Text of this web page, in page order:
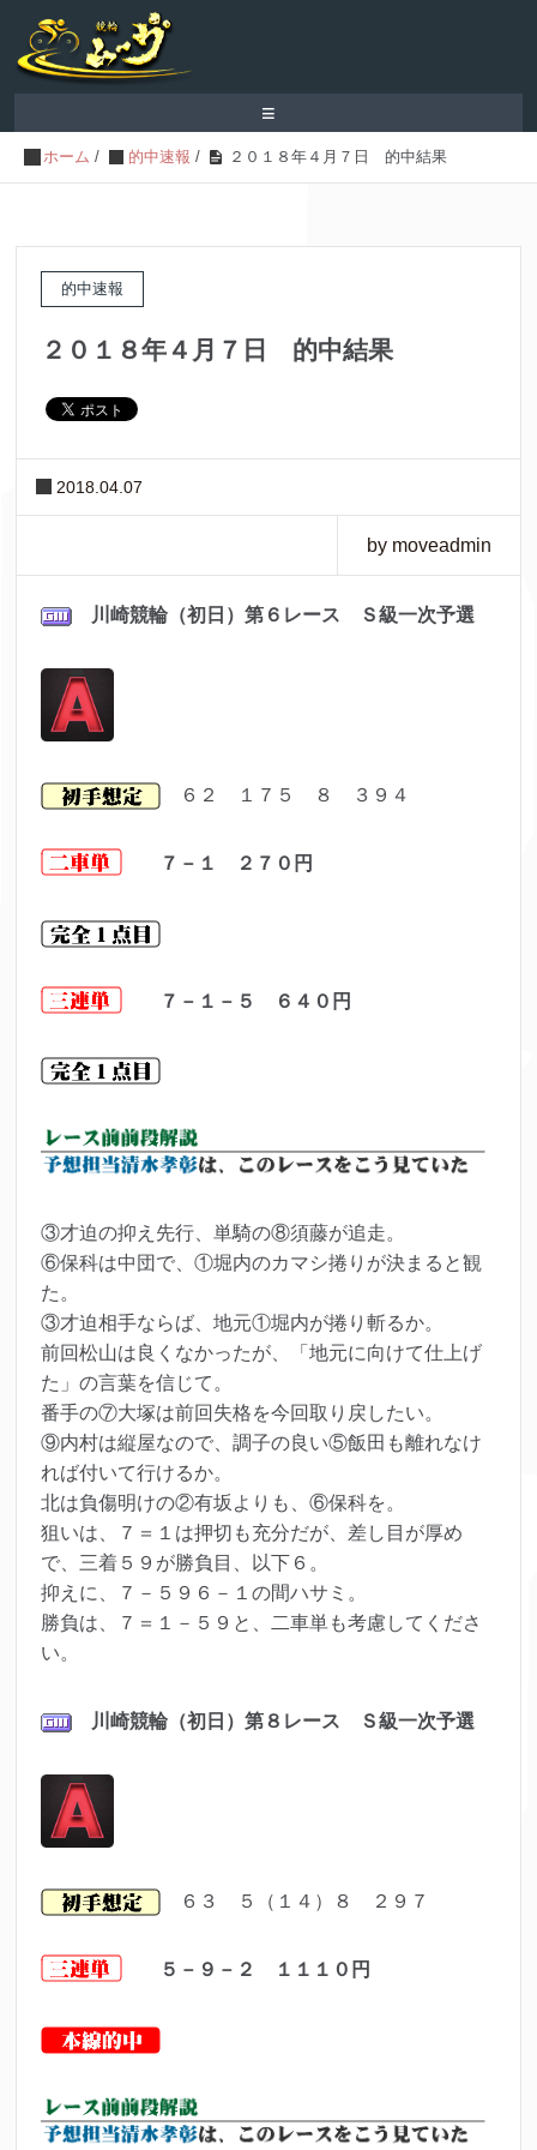
≡
ホーム / 的中速報 / ２０１８年４月７日 的中結果
的中速報
２０１８年４月７日 的中結果
2018.04.07
by moveadmin
川崎競輪（初日）第６レース Ｓ級一次予選
６２ １７５ ８ ３９４
７－１ ２７０ 円
７－１－５ ６４０ 円
③才迫の抑え先行、単騎の⑧須藤が追走。
⑥保科は中団で、①堀内のカマシ捲りが決まると観
た。
③才迫相手ならば、地元①堀内が捲り斬るか。
前回松山は良くなかったが、「地元に向けて仕上げ
た」の言葉を信じて。
番手の⑦大塚は前回失格を今回取り戻したい。
⑨内村は縦屋なので、調子の良い⑤飯田も離れなけ
れば付いて行けるか。
北は負傷明けの②有坂よりも、⑥保科を。
狙いは、７＝１は押切も充分だが、差し目が厚め
で、三着５９が勝負目、以下６。
抑えに、７－５９６－１の間ハサミ。
勝負は、７＝１－５９と、二車単も考慮してくださ
い。
川崎競輪（初日）第８レース Ｓ級一次予選
６３ ５（１４）８ ２９７
５－９－２ １１１０ 円